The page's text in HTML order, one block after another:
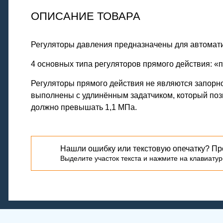
ОПИСАНИЕ ТОВАРА
Регуляторы давления предназначены для
4 основных типа регуляторов прямого действия:
Регуляторы прямого действия не являются
выполнены с удлинённым задатчиком, который
должно превышать 1,1 МПа.
Нашли ошибку или текстовую опечатку?
Выделите участок текста и нажмите на